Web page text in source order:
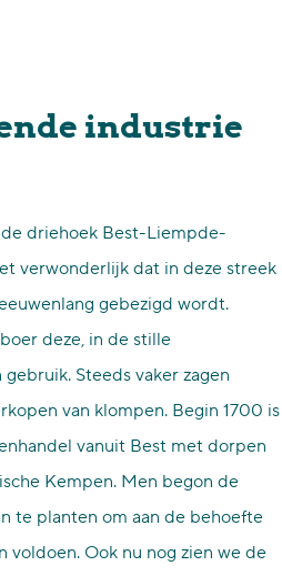
industrie
driehoek Best-Liempde-
verwonderlijk dat in deze streek
gebezigd wordt.
deze, in de stille
Steeds vaker zagen
van klompen. Begin 1700 is
vanuit Best met dorpen
Kempen. Men begon de
te planten om aan de behoefte
voldoen. Ook nu nog zien we de